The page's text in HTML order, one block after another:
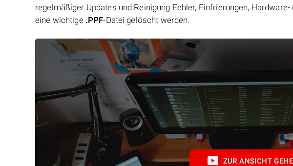
regelmäßiger Updates und Reinigung Fehler, Einfrierungen,
eine wichtige .PPF-Datei gelöscht werden.
ZUR ANSICHT